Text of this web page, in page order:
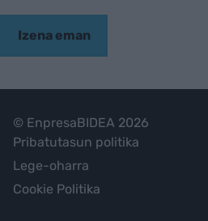
Izena eman
© EnpresaBIDEA 2026
Pribatutasun politika
Lege-oharra
Cookie Politika